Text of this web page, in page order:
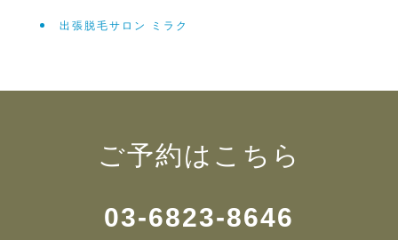
出張脱毛サロン ミラク
ご予約はこちら
03-6823-8646